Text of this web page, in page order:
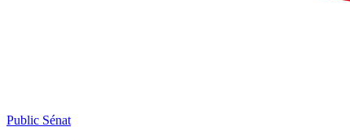
Public Sénat